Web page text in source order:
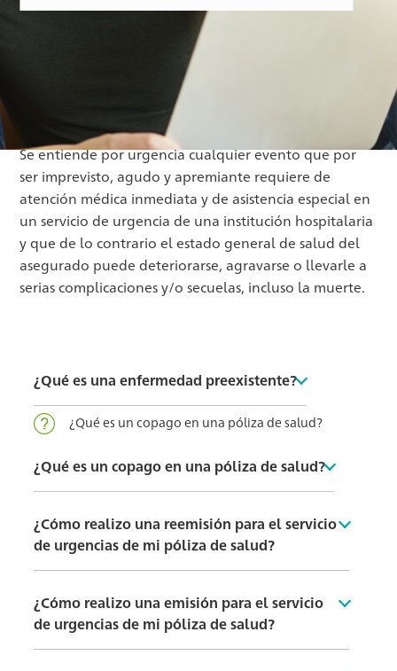
Se entiende por urgencia cualquier evento que por
ser imprevisto, agudo y apremiante requiere de
atención médica inmediata y de asistencia especial en
un servicio de urgencia de una institución hospitalaria
y que de lo contrario el estado general de salud del
asegurado puede deteriorarse, agravarse o llevarle a
serias complicaciones y/o secuelas, incluso la muerte.
¿Qué es una enfermedad preexistente?
¿Qué es un copago en una póliza de salud?
¿Qué es un copago en una póliza de salud?
¿Cómo realizo una reemisión para el servicio
de urgencias de mi póliza de salud?
¿Cómo realizo una emisión para el servicio
de urgencias de mi póliza de salud?